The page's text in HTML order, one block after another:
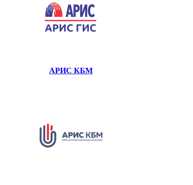
АРИС КБМ